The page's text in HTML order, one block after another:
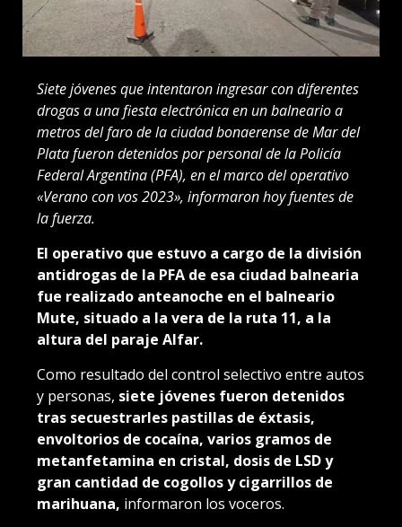
Siete jóvenes que intentaron ingresar con diferentes
drogas a una fiesta electrónica en un balneario a
metros del faro de la ciudad bonaerense de Mar del
Plata fueron detenidos por personal de la Policía
Federal Argentina (PFA), en el marco del operativo
«Verano con vos 2023», informaron hoy fuentes de
la fuerza.
El operativo que estuvo a cargo de la división
antidrogas de la PFA de esa ciudad balnearia
fue realizado anteanoche en el balneario
Mute, situado a la vera de la ruta 11, a la
altura del paraje Alfar.
Como resultado del control selectivo entre autos
y personas, siete jóvenes fueron detenidos
tras secuestrarles pastillas de éxtasis,
envoltorios de cocaína, varios gramos de
metanfetamina en cristal, dosis de LSD y
gran cantidad de cogollos y cigarrillos de
marihuana, informaron los voceros.